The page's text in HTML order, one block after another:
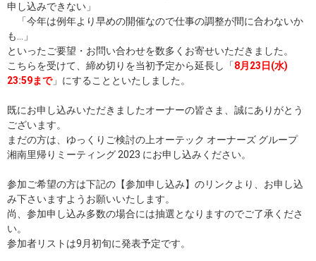
申し込みできない」
「今年は例年より早めの開催なので仕事の調整が間に合わないか
も…」
といったご要望・お問い合わせを数多くお寄せいただきました。
こちらを受けて、締め切りを当初予定から延長し「8月23日(水)
23:59まで」にすることといたしました。
既にお申し込みいただきましたオーナーの皆さま、誠にありがとう
ございます。
まだの方は、ゆっくりご検討の上オーテック オーナーズ グループ
湘南里帰りミーティング 2023 にお申し込みください。
参加ご希望の方は下記の【参加申し込み】のリンクより、お申し込
み下さいますようお願いいたします。
尚、参加申し込み多数の場合には抽選となりますのでご了承くださ
い。
参加者リストは9月初旬に発表予定です。